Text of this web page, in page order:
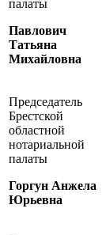
палаты
Павлович
Татьяна
Михайловна
Председатель
Брестской
областной
нотариальной
палаты
Горгун Анжела
Юрьевна